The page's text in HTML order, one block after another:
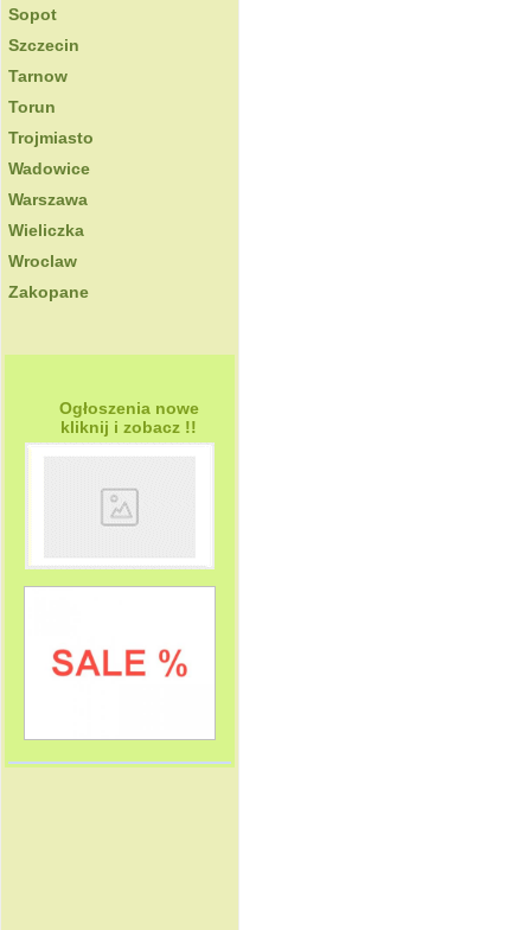
Sopot
Szczecin
Tarnow
Torun
Trojmiasto
Wadowice
Warszawa
Wieliczka
Wroclaw
Zakopane
Ogłoszenia nowe
kliknij i zobacz !!